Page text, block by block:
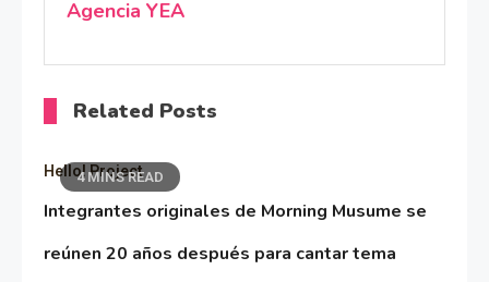
Agencia YEA
Related Posts
4 MINS READ
Hello! Project
Integrantes originales de Morning Musume se
reúnen 20 años después para cantar tema